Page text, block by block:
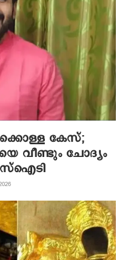
കേസ്;
വീണ്ടും ചോദ്യം